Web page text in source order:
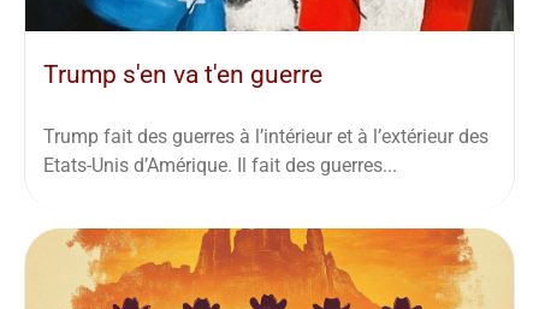
Trump s'en va t'en guerre
Trump fait des guerres à l’intérieur et à l’extérieur des
Etats-Unis d’Amérique. Il fait des guerres...